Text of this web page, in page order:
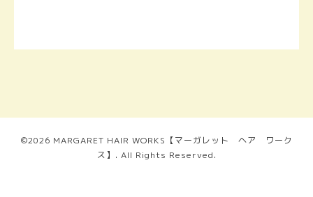
©2026 MARGARET HAIR WORKS【マーガレット ヘア ワーク
ス】 . All Rights Reserved.